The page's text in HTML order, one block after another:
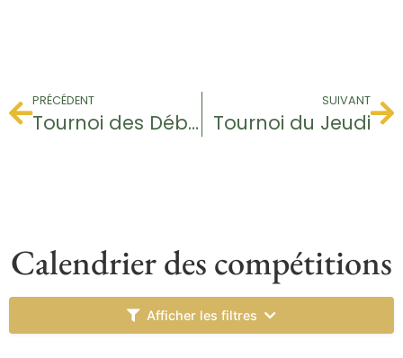
PRÉCÉDENT
Tournoi des Débutants
SUIVANT
Tournoi du Jeudi
Calendrier des compétitions
Afficher les filtres